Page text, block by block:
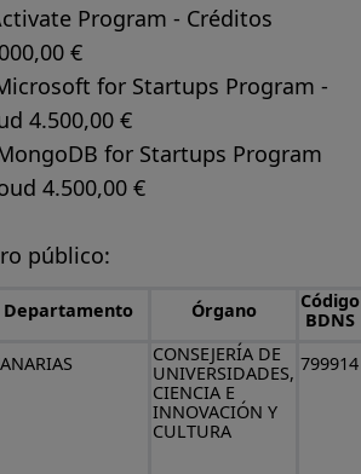
Program - Créditos
€
for Startups Program -
4.500,00 €
for Startups Program
4.500,00 €
público:
Departamento Órgano
Código
BDNS
CONSEJERÍA DE
UNIVERSIDADES,
CIENCIA E
INNOVACIÓN Y
CULTURA
799914